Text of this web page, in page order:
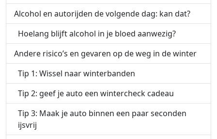
Alcohol en autorijden de volgende dag: kan dat?
Hoelang blijft alcohol in je bloed aanwezig?
Andere risico’s en gevaren op de weg in de winter
Tip 1: Wissel naar winterbanden
Tip 2: geef je auto een wintercheck cadeau
Tip 3: Maak je auto binnen een paar seconden
ijsvrij